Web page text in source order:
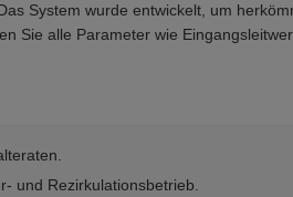
System wurde entwickelt, um
Sie alle Parameter wie
und Rezirkulationsbetrieb.